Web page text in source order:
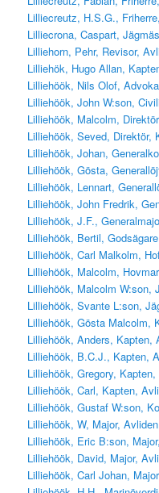
Lilliecreutz, H.S.G.,
Lilliecrona, Caspart,
Lilliehorn, Pehr, Revisor,
Lilliehök, Hugo Allan,
Lilliehöök, Nils Olof,
Lilliehöök, John W:son,
Lilliehöök, Malcolm,
Lilliehöök, Seved, Direktör,
Lilliehöök, Johan,
Lilliehöök, Gösta,
Lilliehöök, Lennart,
Lilliehöök, John Fredrik,
Lilliehöök, J.F.,
Lilliehöök, Bertil,
Lilliehöök, Carl Malkolm,
Lilliehöök, Malcolm,
Lilliehöök, Malcolm W:son,
Lilliehöök, Svante L:son,
Lilliehöök, Gösta Malcolm,
Lilliehöök, Anders, Kapten,
Lilliehöök, B.C.J., Kapten,
Lilliehöök, Gregory,
Lilliehöök, Carl, Kapten,
Lilliehöök, Gustaf W:son,
Lilliehöök, W, Major, Avliden
Lilliehöök, Eric B:son,
Lilliehöök, David, Major,
Lilliehöök, Carl Johan,